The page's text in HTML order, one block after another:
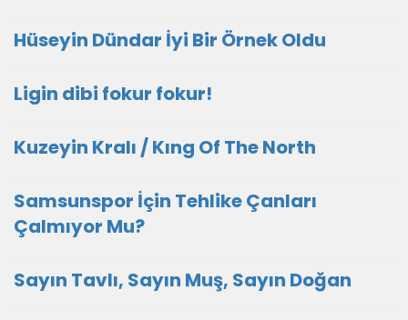
Hüseyin Dündar İyi Bir Örnek Oldu
Ligin dibi fokur fokur!
Kuzeyin Kralı / Kıng Of The North
Samsunspor İçin Tehlike Çanları
Çalmıyor Mu?
Sayın Tavlı, Sayın Muş, Sayın Doğan